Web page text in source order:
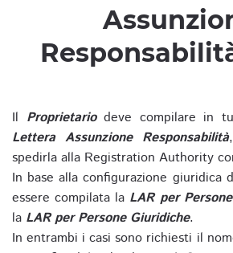
Il Proprietariodeve compilare in
Lettera Assunzione Responsabilità
spedirla alla Registration Authority
In base alla configurazione giuridica
essere compilata la LAR per
la LAR per Persone Giuridiche.
In entrambi i casi sono richiesti il